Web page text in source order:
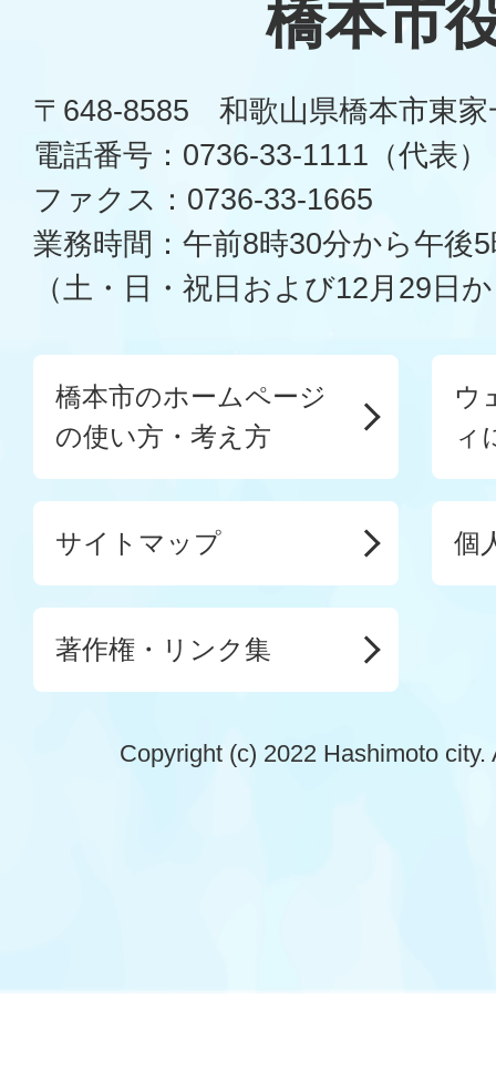
橋本市
〒648-8585 和歌山県橋本市東家
電話番号：0736-33-1111（代表）
ファクス：0736-33-1665
業務時間：午前8時30分から午後
（土・日・祝日および12月29日
橋本市のホームページ
の使い方・考え方
ウ
ィ
サイトマップ 個
著作権・リンク集
Copyright (c) 2022 Hashimoto